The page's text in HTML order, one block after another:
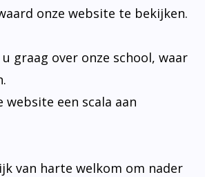
onze website te bekijken.
graag over onze school, waar
website een scala aan
van harte welkom om nader